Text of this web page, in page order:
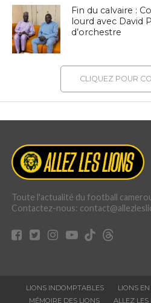
Fin du calvaire :
lourd avec David
d’orchestre
CLIQUEZ POUR
Toute l'actualité du football
Contactez-nous:
LIONS INDOMPTABLES LIONS
MÉMOIRE DES LIONS
ALLEZ